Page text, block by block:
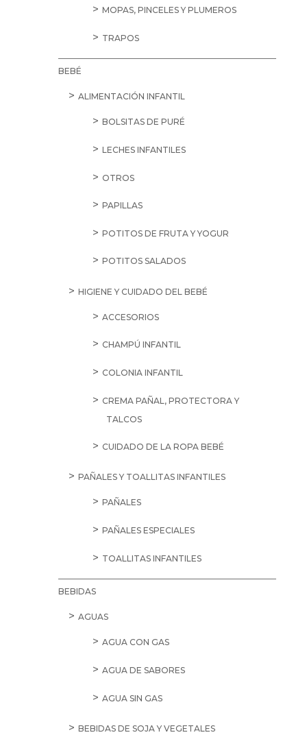
MOPAS, PINCELES Y PLUMEROS
TRAPOS
BEBÉ
ALIMENTACIÓN INFANTIL
BOLSITAS DE PURÉ
LECHES INFANTILES
OTROS
PAPILLAS
POTITOS DE FRUTA Y YOGUR
POTITOS SALADOS
HIGIENE Y CUIDADO DEL BEBÉ
ACCESORIOS
CHAMPÚ INFANTIL
COLONIA INFANTIL
CREMA PAÑAL, PROTECTORA Y
TALCOS
CUIDADO DE LA ROPA BEBÉ
PAÑALES Y TOALLITAS INFANTILES
PAÑALES
PAÑALES ESPECIALES
TOALLITAS INFANTILES
BEBIDAS
AGUAS
AGUA CON GAS
AGUA DE SABORES
AGUA SIN GAS
BEBIDAS DE SOJA Y VEGETALES